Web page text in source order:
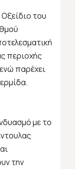
του
περιοχής
παρέχει
με το
την